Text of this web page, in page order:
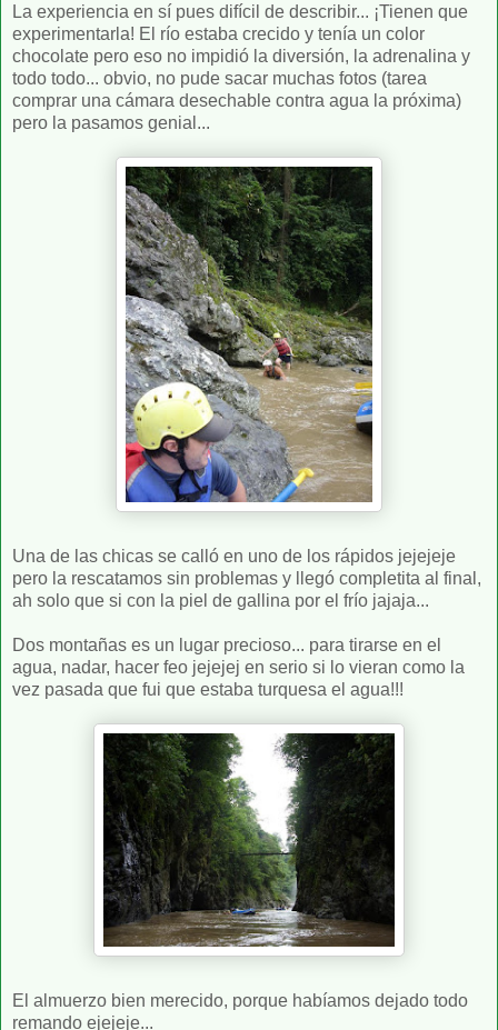
La experiencia en sí pues difícil de describir... ¡Tienen que
experimentarla! El río estaba crecido y tenía un color
chocolate pero eso no impidió la diversión, la adrenalina y
todo todo... obvio, no pude sacar muchas fotos (tarea
comprar una cámara desechable contra agua la próxima)
pero la pasamos genial...
Una de las chicas se calló en uno de los rápidos jejejeje
pero la rescatamos sin problemas y llegó completita al final,
ah solo que si con la piel de gallina por el frío jajaja...
Dos montañas es un lugar precioso... para tirarse en el
agua, nadar, hacer feo jejejej en serio si lo vieran como la
vez pasada que fui que estaba turquesa el agua!!!
El almuerzo bien merecido, porque habíamos dejado todo
remando ejejeje...